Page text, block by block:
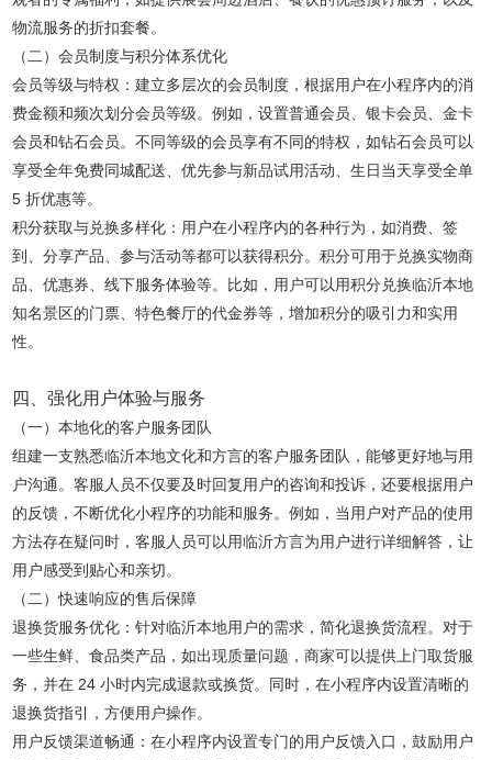
物流服务的折扣套餐。
（二）会员制度与积分体系优化
会员等级与特权：建立多层次的会员制度，根据用户在小程序内的消
费金额和频次划分会员等级。例如，设置普通会员、银卡会员、金卡
会员和钻石会员。不同等级的会员享有不同的特权，如钻石会员可以
享受全年免费同城配送、优先参与新品试用活动、生日当天享受全单
5 折优惠等。
积分获取与兑换多样化：用户在小程序内的各种行为，如消费、签
到、分享产品、参与活动等都可以获得积分。积分可用于兑换实物商
品、优惠券、线下服务体验等。比如，用户可以用积分兑换临沂本地
知名景区的门票、特色餐厅的代金券等，增加积分的吸引力和实用
性。
四、强化用户体验与服务
（一）本地化的客户服务团队
组建一支熟悉临沂本地文化和方言的客户服务团队，能够更好地与用
户沟通。客服人员不仅要及时回复用户的咨询和投诉，还要根据用户
的反馈，不断优化小程序的功能和服务。例如，当用户对产品的使用
方法存在疑问时，客服人员可以用临沂方言为用户进行详细解答，让
用户感受到贴心和亲切。
（二）快速响应的售后保障
退换货服务优化：针对临沂本地用户的需求，简化退换货流程。对于
一些生鲜、食品类产品，如出现质量问题，商家可以提供上门取货服
务，并在 24 小时内完成退款或换货。同时，在小程序内设置清晰的
退换货指引，方便用户操作。
用户反馈渠道畅通：在小程序内设置专门的用户反馈入口，鼓励用户